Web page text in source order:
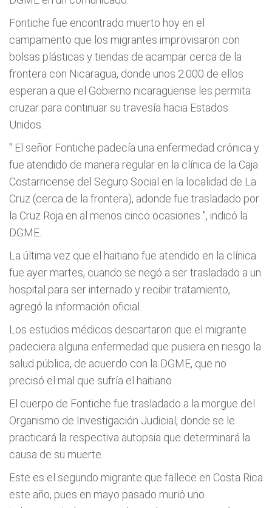
Fontiche fue encontrado muerto hoy en el
campamento que los migrantes improvisaron con
bolsas plásticas y tiendas de acampar cerca de la
frontera con Nicaragua, donde unos 2.000 de ellos
esperan a que el Gobierno nicaragüense les permita
cruzar para continuar su travesía hacia Estados
Unidos.
" El señor Fontiche padecía una enfermedad crónica y
fue atendido de manera regular en la clínica de la Caja
Costarricense del Seguro Social en la localidad de La
Cruz (cerca de la frontera), adonde fue trasladado por
la Cruz Roja en al menos cinco ocasiones ", indicó la
DGME.
La última vez que el haitiano fue atendido en la clínica
fue ayer martes, cuando se negó a ser trasladado a un
hospital para ser internado y recibir tratamiento,
agregó la información oficial.
Los estudios médicos descartaron que el migrante
padeciera alguna enfermedad que pusiera en riesgo la
salud pública, de acuerdo con la DGME, que no
precisó el mal que sufría el haitiano.
El cuerpo de Fontiche fue trasladado a la morgue del
Organismo de Investigación Judicial, donde se le
practicará la respectiva autopsia que determinará la
causa de su muerte.
Este es el segundo migrante que fallece en Costa Rica
este año, pues en mayo pasado murió uno